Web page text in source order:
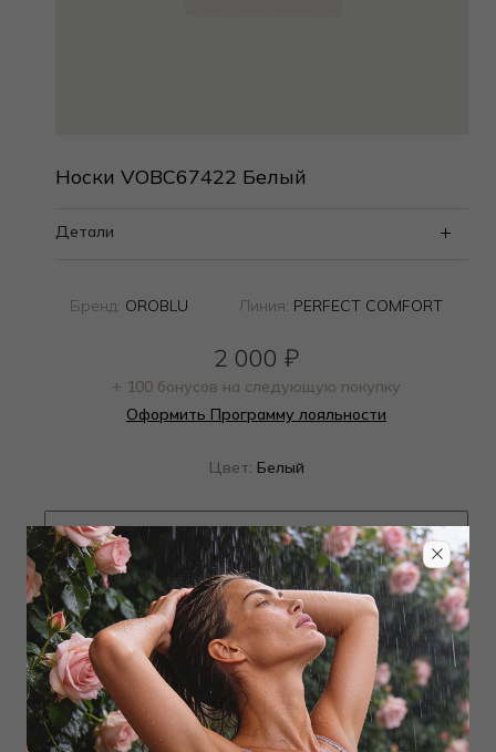
Носки VOBC67422 Белый
Детали
Бренд: OROBLU Линия: PERFECT COMFORT
2 000 ₽
+ 100 бонусов на следующую покупку
Оформить Программу лояльности
Цвет: Белый
Определить размер
Наличие в магазинах
Добавитьв корзину